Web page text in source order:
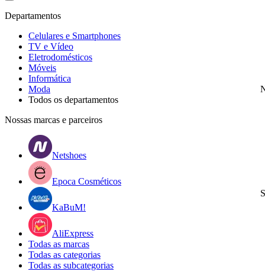
Departamentos
Celulares e Smartphones
TV e Vídeo
Eletrodomésticos
Móveis
Informática
Moda
Todos os departamentos
Nossas marcas e parceiros
Netshoes
Epoca Cosméticos
KaBuM!
AliExpress
Todas as marcas
Todas as categorias
Todas as subcategorias